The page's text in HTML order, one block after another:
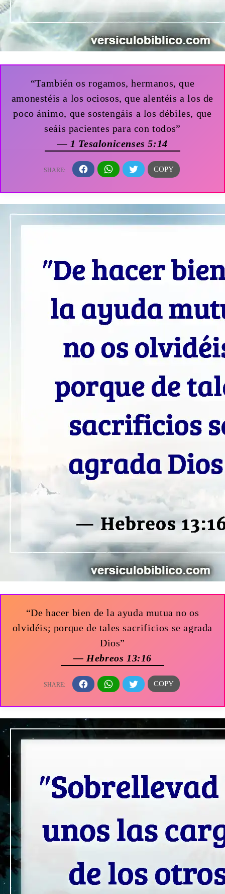
“También os rogamos, hermanos, que
amonestéis a los ociosos, que alentéis a los de
poco ánimo, que sostengáis a los débiles, que
seáis pacientes para con todos”
— 1 Tesalonicenses 5:14
“De hacer bien de la ayuda mutua no os
olvidéis; porque de tales sacrificios se agrada
Dios”
— Hebreos 13:16